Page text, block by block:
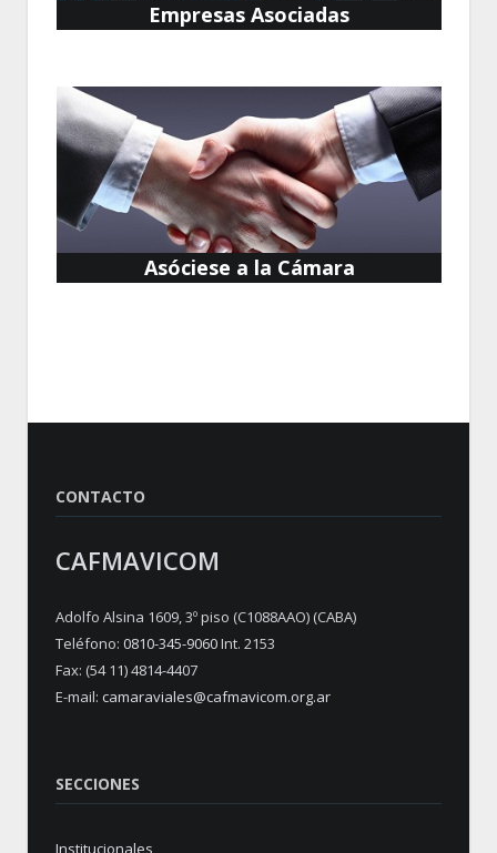
Empresas Asociadas
Asóciese a la Cámara
CONTACTO
CAFMAVICOM
Adolfo Alsina 1609, 3º piso (C1088AAO) (CABA)
Teléfono: 0810-345-9060Int. 2153
Fax: (54 11) 4814-4407
E-mail: camaraviales@cafmavicom.org.ar
SECCIONES